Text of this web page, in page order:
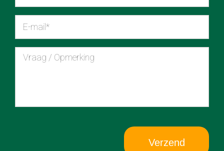
Verzend